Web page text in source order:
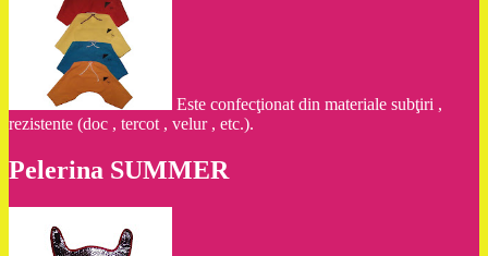
Este confecţionat din materiale subţiri ,
rezistente (doc , tercot , velur , etc.).
Pelerina SUMMER